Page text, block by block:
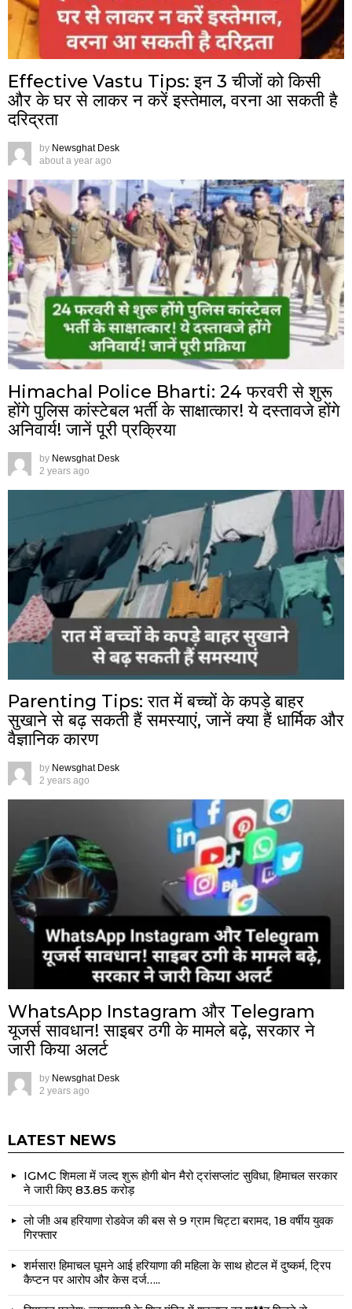
Effective Vastu Tips: इन 3 चीजों को किसी
और के घर से लाकर न करें इस्तेमाल, वरना आ सकती है
दरिद्रता
by Newsghat Desk
about a year ago
Himachal Police Bharti: 24 फरवरी से शुरू
होंगे पुलिस कांस्टेबल भर्ती के साक्षात्कार! ये दस्तावजे होंगे
अनिवार्य! जानें पूरी प्रक्रिया
by Newsghat Desk
2 years ago
Parenting Tips: रात में बच्चों के कपड़े बाहर
सुखाने से बढ़ सकती हैं समस्याएं, जानें क्या हैं धार्मिक और
वैज्ञानिक कारण
by Newsghat Desk
2 years ago
WhatsApp Instagram और Telegram
यूजर्स सावधान! साइबर ठगी के मामले बढ़े, सरकार ने
जारी किया अलर्ट
by Newsghat Desk
2 years ago
LATEST NEWS
IGMC शिमला में जल्द शुरू होगी बोन मैरो ट्रांसप्लांट सुविधा, हिमाचल सरकार
ने जारी किए ₹83.85 करोड़
लो जी! अब हरियाणा रोडवेज की बस से 9 ग्राम चिट्टा बरामद, 18 वर्षीय युवक
गिरफ्तार
शर्मसार! हिमाचल घूमने आई हरियाणा की महिला के साथ होटल में दुष्कर्म, ट्रिप
कैप्टन पर आरोप और केस दर्ज…..